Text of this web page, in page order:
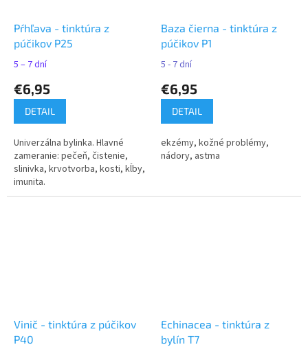
Pŕhľava - tinktúra z
púčikov P25
5 – 7 dní
€6,95
DETAIL
Univerzálna bylinka. Hlavné
zameranie: pečeň, čistenie,
slinivka, krvotvorba, kosti, kĺby,
imunita.
Baza čierna - tinktúra z
púčikov P1
5 - 7 dní
€6,95
DETAIL
ekzémy, kožné problémy,
nádory, astma
Vinič - tinktúra z púčikov
P40
Echinacea - tinktúra z
bylín T7